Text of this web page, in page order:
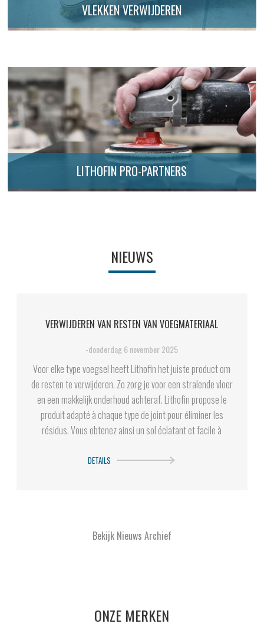
VLEKKEN VERWIJDEREN
LITHOFIN PRO-PARTNERS
NIEUWS
VERWIJDEREN VAN RESTEN VAN VOEGMATERIAAL
-donderdag 6 november 2025
Voor elke type voegsel heeft Lithofin het juiste product om
de resten te verwijderen. Zo zorg je voor een stralende vloer
en een makkelijk onderhoud achteraf. Lithofin propose le
produit adapté à chaque type de joint pour éliminer les
résidus. Vous obtenez ainsi un sol éclatant et facile à
DETAILS
Bekijk Nieuws Archief
ONZE MERKEN